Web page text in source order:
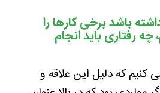
باشد برخی کارها را
رفتاری باید انجام
کنیم که دلیل این علاقه و